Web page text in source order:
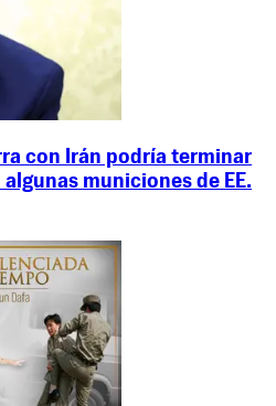
con Irán podría terminar
municiones de EE.